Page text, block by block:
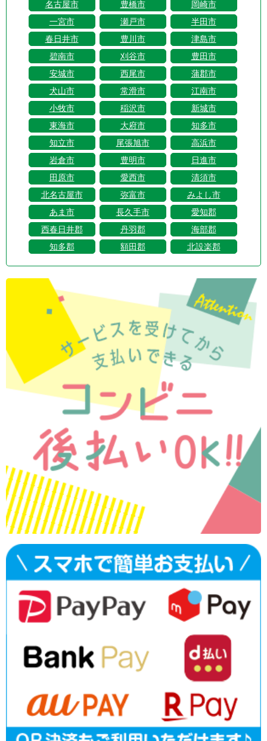
名古屋市 豊橋市
岡崎市
一宮市
瀬戸市
半田市
春日井市
豊川市
津島市
碧南市
刈谷市
豊田市
安城市
西尾市
蒲郡市
犬山市
常滑市
江南市
小牧市
稲沢市
新城市
東海市
大府市
知多市
知立市
尾張旭市
高浜市
岩倉市
豊明市
日進市
田原市
愛西市
清須市
北名古屋市
弥富市
みよし市
あま市
長久手市
愛知郡
西春日井郡
丹羽郡
海部郡
知多郡
額田郡 北設楽郡